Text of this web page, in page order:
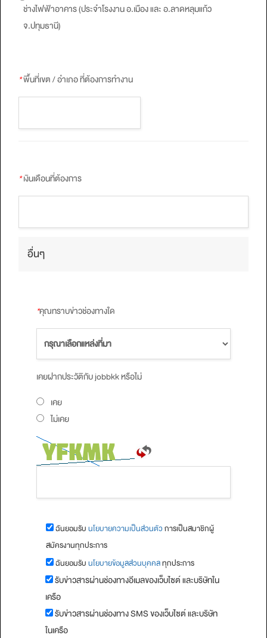
ช่างไฟฟ้าอาคาร (ประจำโรงงาน อ.เมือง และ อ.ลาดหลุมแก้ว
จ.ปทุมธานี)
*พื้นที่เขต / อำเภอ ที่ต้องการทำงาน
*เงินเดือนที่ต้องการ
อื่นๆ
*คุณทราบข่าวช่องทางใด
เคยฝากประวัติกับ jobbkk หรือไม่
เคย
ไม่เคย
ฉันยอมรับนโยบายความเป็นส่วนตัวการเป็นสมาชิกผู้
สมัครงานทุกประการ
ฉันยอมรับนโยบายข้อมูลส่วนบุคคลทุกประการ
รับข่าวสารผ่านช่องทางอีเมลของเว็บไซต์ และบริษัทใน
เครือ
รับข่าวสารผ่านช่องทาง SMS ของเว็บไซต์ และบริษัท
ในเครือ